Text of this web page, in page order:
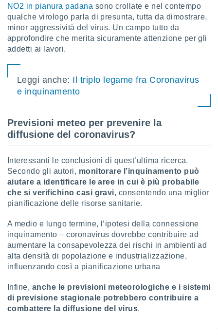
NO2 in pianura padana sono crollate e nel contempo
qualche virologo parla di presunta, tutta da dimostrare,
minor aggressività del virus. Un campo tutto da
approfondire che merita sicuramente attenzione per gli
addetti ai lavori.
Leggi anche: Il triplo legame fra Coronavirus
e inquinamento
Previsioni meteo per prevenire la
diffusione del coronavirus?
Interessanti le conclusioni di quest’ultima ricerca.
Secondo gli autori, monitorare l’inquinamento può
aiutare a identificare le aree in cui è più probabile
che si verifichino casi gravi, consentendo una miglior
pianificazione delle risorse sanitarie.
A medio e lungo termine, l’ipotesi della connessione
inquinamento – coronavirus dovrebbe contribuire ad
aumentare la consapevolezza dei rischi in ambienti ad
alta densità di popolazione e industrializzazione,
influenzando così a pianificazione urbana
Infine, anche le previsioni meteorologiche e i sistemi
di previsione stagionale potrebbero contribuire a
combattere la diffusione del virus.